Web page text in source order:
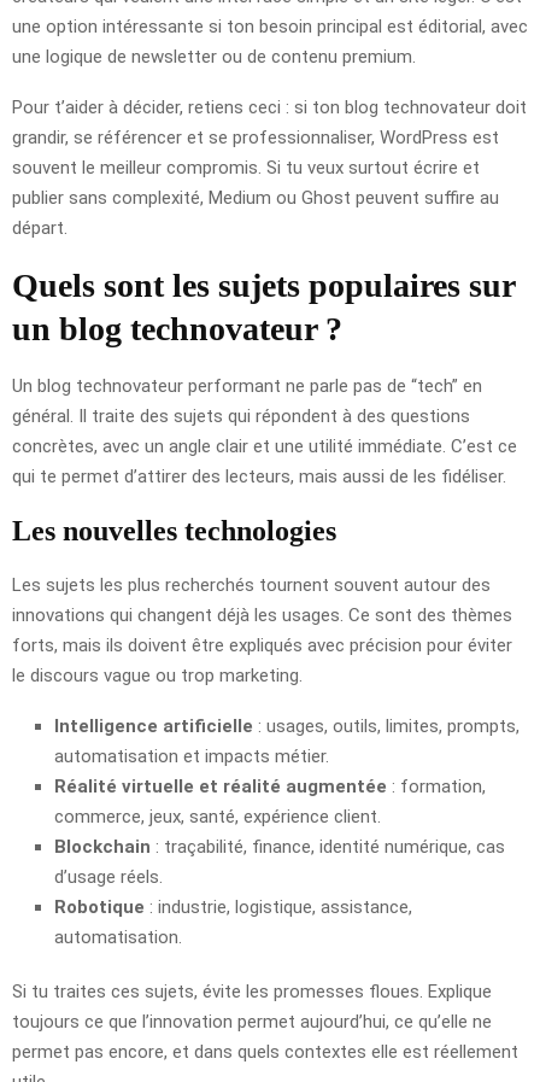
une option intéressante si ton besoin principal est éditorial, avec
une logique de newsletter ou de contenu premium.
Pour t’aider à décider, retiens ceci : si ton blog technovateur doit
grandir, se référencer et se professionnaliser, WordPress est
souvent le meilleur compromis. Si tu veux surtout écrire et
publier sans complexité, Medium ou Ghost peuvent suffire au
départ.
Quels sont les sujets populaires sur
un blog technovateur ?
Un blog technovateur performant ne parle pas de “tech” en
général. Il traite des sujets qui répondent à des questions
concrètes, avec un angle clair et une utilité immédiate. C’est ce
qui te permet d’attirer des lecteurs, mais aussi de les fidéliser.
Les nouvelles technologies
Les sujets les plus recherchés tournent souvent autour des
innovations qui changent déjà les usages. Ce sont des thèmes
forts, mais ils doivent être expliqués avec précision pour éviter
le discours vague ou trop marketing.
Intelligence artificielle : usages, outils, limites, prompts,
automatisation et impacts métier.
Réalité virtuelle et réalité augmentée : formation,
commerce, jeux, santé, expérience client.
Blockchain : traçabilité, finance, identité numérique, cas
d’usage réels.
Robotique : industrie, logistique, assistance,
automatisation.
Si tu traites ces sujets, évite les promesses floues. Explique
toujours ce que l’innovation permet aujourd’hui, ce qu’elle ne
permet pas encore, et dans quels contextes elle est réellement